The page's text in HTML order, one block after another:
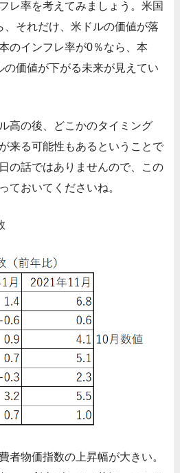
レ率を考えてみましょう。米国
それだけ、米ドルの価値が落
のインフレ率が0％なら、本
価値が下がる未来が見えてい
高の後、どこかのタイミング
来る可能性もあるということで
の話ではありませんので、この
ておいてくださいね。
者物価指数の上昇幅が大きい。